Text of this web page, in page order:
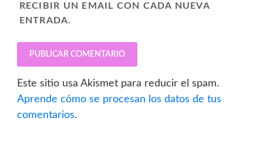
RECIBIR UN EMAIL CON CADA NUEVA
ENTRADA.
Este sitio usa Akismet para reducir el spam.
Aprende cómo se procesan los datos de tus
comentarios.